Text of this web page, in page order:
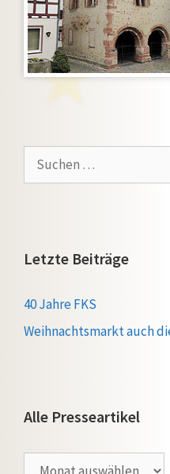
Suchen
nach:
Letzte Beiträge
40 Jahre FKS
Weihnachtsmarkt auch
Alle Presseartikel